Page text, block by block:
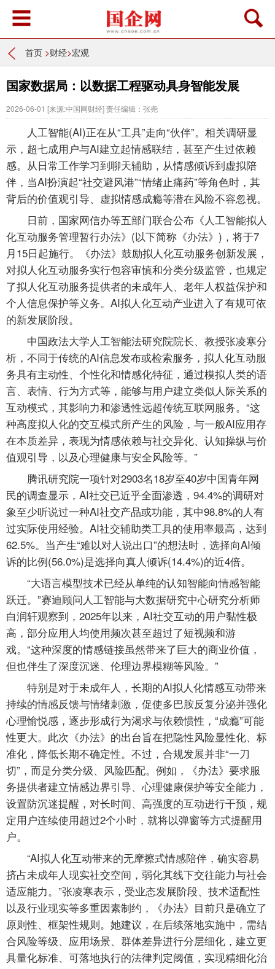
首页 >财经>宏观
国家数据局：以数据工程驱动具身智能发展
2026-06-01 [来源:中国网财经]责任编辑：张尧
人工智能(AI)正在从“工具”走向“伙伴”。相关调研显
示，超七成用户与AI建立起情感联结，甚至产生过依赖
感。从日常工作学习到聊天辅助，从情感倾诉到虚拟陪
伴，当AI扮演起“社交避风港”“情绪止痛药”等角色时，其
背后的价值观引导、虚拟情感成瘾等潜在风险不容忽视。
日前，国家网信办等五部门联合公布《人工智能拟人
化互动服务管理暂行办法》(以下简称《办法》)，将于7
月15日起施行。《办法》鼓励拟人化互动服务创新发展，
对拟人化互动服务实行包容审慎和分类分级监管，也规定
了拟人化互动服务提供者的未成年人、老年人权益保护和
个人信息保护等义务。AI拟人化互动产业进入了有规可依
的新发展阶段。
中国政法大学人工智能法研究院院长、教授张凌寒分
析，不同于传统的AI信息发布或检索服务，拟人化互动服
务具有主动性、个性化和情感化特征，通过模拟人类的语
言、表情、行为方式等，能够与用户建立类似人际关系的
互动模式，其影响力和渗透性远超传统互联网服务。“这
种高度拟人化的交互模式所产生的风险，与一般AI应用存
在本质差异，表现为情感依赖与社交异化、认知操纵与价
值观引导，以及心理健康与安全风险等。”
腾讯研究院一项针对2903名18岁至40岁中国青年网
民的调查显示，AI社交已近乎全面渗透，94.4%的调研对
象至少听说过一种AI社交产品或功能，其中98.8%的人有
过实际使用经验。AI社交辅助类工具的使用率最高，达到
62.5%。当产生“难以对人说出口”的想法时，选择向AI倾
诉的比例(56.0%)是选择向真人倾诉(14.4%)的近4倍。
“大语言模型技术已经从单纯的认知智能向情感智能
跃迁。”赛迪顾问人工智能与大数据研究中心研究分析师
白润轩观察到，2025年以来，AI社交互动的用户黏性极
高，部分应用人均使用频次甚至超过了短视频和游
戏。“这种深度的情感链接虽然带来了巨大的商业价值，
但也伴生了深度沉迷、伦理边界模糊等风险。”
特别是对于未成年人，长期的AI拟人化情感互动带来
持续的情感反馈与情绪刺激，促使多巴胺反复分泌并强化
心理愉悦感，逐步形成行为渴求与依赖惯性，“成瘾”可能
性更大。此次《办法》的出台旨在把隐性风险显性化、标
准化，降低长期不确定性。不过，合规发展并非“一刀
切”，而是分类分级、风险匹配。例如，《办法》要求服
务提供者建立情感边界引导、心理健康保护等安全能力，
设置防沉迷提醒，对长时间、高强度的互动进行干预，规
定用户连续使用超过2个小时，就将以弹窗等方式提醒用
户。
“AI拟人化互动带来的无摩擦式情感陪伴，确实容易
挤占未成年人现实社交空间，弱化其线下交往能力与社会
适应能力。”张凌寒表示，受业态发展阶段、技术适配性
以及行业现实等多重因素制约，《办法》目前只是确立了
原则性、框架性规则。她建议，在后续落地实施中，需结
合风险等级、应用场景、群体差异进行分层细化，建立更
具量化标准、可落地执行的法律判定阈值，实现精细化治